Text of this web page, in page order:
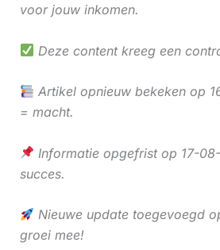
voor jouw inkomen.
Deze content kreeg een
Artikel opnieuw bekeken op
= macht.
Informatie opgefrist op 17-
succes.
Nieuwe update toegevoegd
groei mee!